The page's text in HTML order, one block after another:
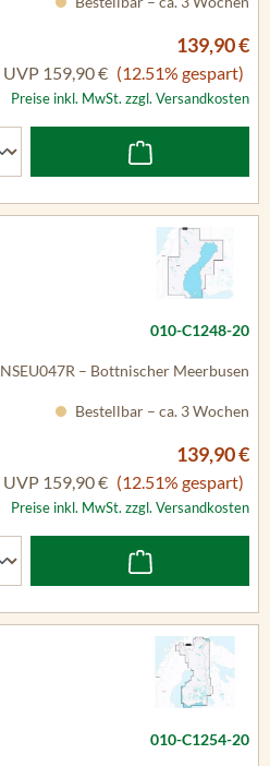
139,90 €
UVP 159,90 € (12.51% gespart)
Preise inkl. MwSt. zzgl. Versandkosten
010-C1248-20
NSEU047R – Bottnischer Meerbusen
Bestellbar – ca. 3 Wochen
139,90 €
UVP 159,90 € (12.51% gespart)
Preise inkl. MwSt. zzgl. Versandkosten
010-C1254-20